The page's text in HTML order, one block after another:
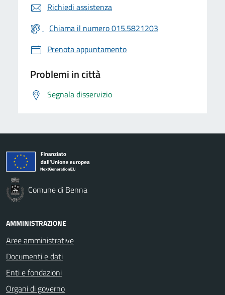
Richiedi assistenza
Chiama il numero 015.5821203
Prenota appuntamento
Problemi in città
Segnala disservizio
Comune di Benna
AMMINISTRAZIONE
Aree amministrative
Documenti e dati
Enti e fondazioni
Organi di governo